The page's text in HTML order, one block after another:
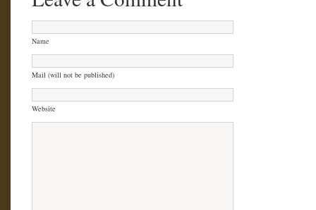
Name
Mail (will not be published)
Website